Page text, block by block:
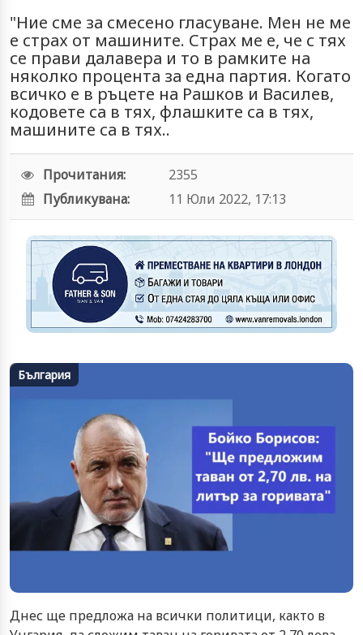
"Ние сме за смесено гласуване. Мен не ме
е страх от машините. Страх ме е, че с тях
се прави далавера и то в рамките на
няколко процента за една партия. Когато
всичко е в ръцете на Рашков и Василев,
кодовете са в тях, флашките са в тях,
машините са в тях..
Прочитания:
2355
Публикувана:
11 Юли 2022, 17:13
България
Днес ще предложа на всички политици, както в